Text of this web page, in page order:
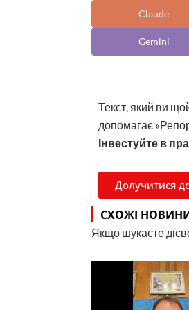
Claude
Gemini
Текст, який ви
допомагає
Інвестуйте в
Долучитися
СХОЖІ
Якщо шукаєте